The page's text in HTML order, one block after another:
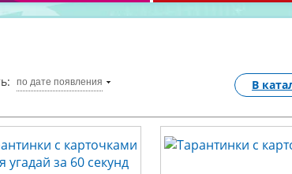
по дате появления В